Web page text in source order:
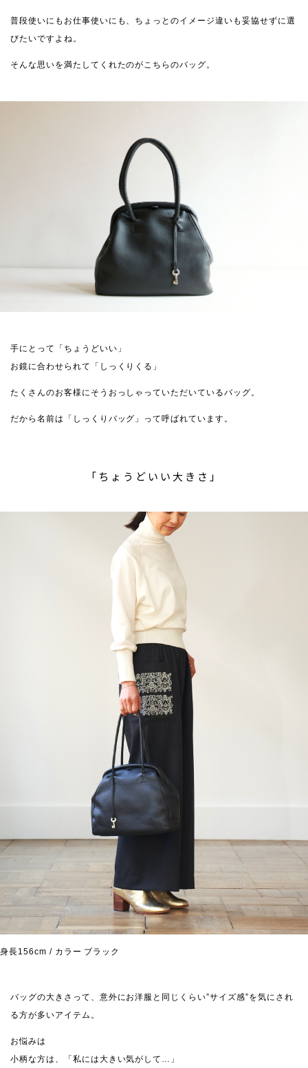
普段使いにもお仕事使いにも、ちょっとのイメージ違いも妥協せずに選
びたいですよね。
そんな思いを満たしてくれたのがこちらのバッグ。
手にとって「ちょうどいい」
お鏡に合わせられて「しっくりくる」
たくさんのお客様にそうおっしゃっていただいているバッグ。
だから名前は「しっくりバッグ」って呼ばれています。
「ちょうどいい大きさ」
身長156cm / カラー ブラック
バッグの大きさって、意外にお洋服と同じくらい”サイズ感”を気にされ
る方が多いアイテム。
お悩みは
小柄な方は、「私には大きい気がして…」